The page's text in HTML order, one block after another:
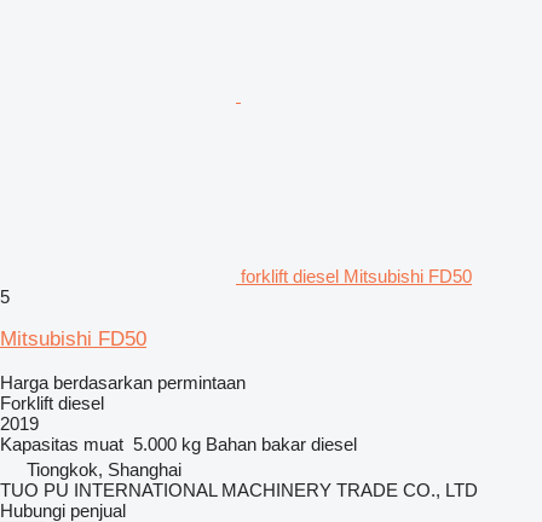
forklift diesel Mitsubishi FD50
5
Mitsubishi FD50
Harga berdasarkan permintaan
Forklift diesel
2019
Kapasitas muat 5.000 kg Bahan bakar diesel
Tiongkok, Shanghai
TUO PU INTERNATIONAL MACHINERY TRADE CO., LTD
Hubungi penjual